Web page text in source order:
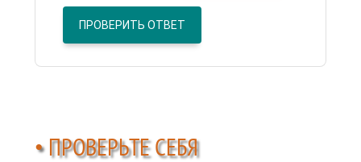
ПРОВЕРИТЬ ОТВЕТ
• ПРОВЕРЬТЕ СЕБЯ